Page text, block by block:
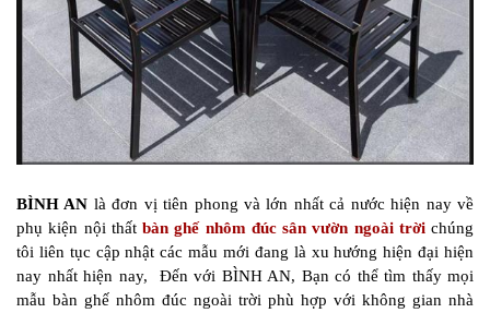
BÌNH AN là đơn vị tiên phong và lớn nhất cả nước hiện nay về
phụ kiện nội thất bàn ghế nhôm đúc sân vườn ngoài trời chúng
tôi liên tục cập nhật các mẫu mới đang là xu hướng hiện đại hiện
nay nhất hiện nay, Đến với BÌNH AN, Bạn có thể tìm thấy mọi
mẫu bàn ghế nhôm đúc ngoài trời phù hợp với không gian nhà